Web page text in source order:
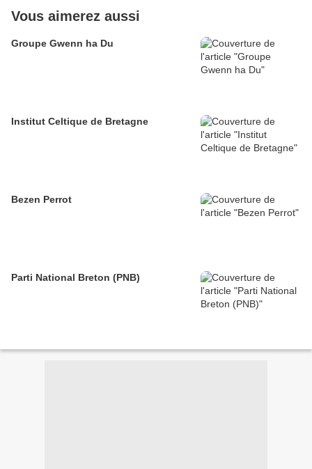
Vous aimerez aussi
Groupe Gwenn ha Du
Institut Celtique de Bretagne
Bezen Perrot
Parti National Breton (PNB)